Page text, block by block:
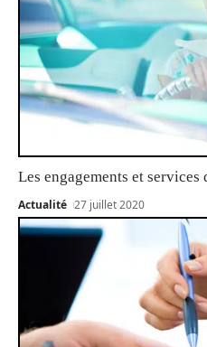
Les engagements et services
Actualité 27 juillet 2020